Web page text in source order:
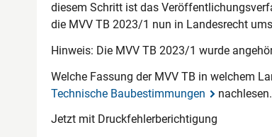
diesem Schritt ist das
die MVV TB 2023/1 nun in Landesrecht
Hinweis: Die MVV TB 2023/1 wurde
Welche Fassung der MVV TB in welchem
Technische Baubestimmungen
nachlesen.
Jetzt mit Druckfehlerberichtigung